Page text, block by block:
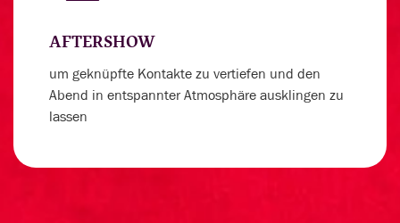
AFTERSHOW
um geknüpfte Kontakte zu vertiefen und den
Abend in entspannter Atmosphäre ausklingen zu
lassen